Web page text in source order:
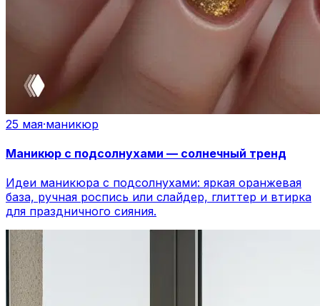
25 мая·маникюр
Маникюр с подсолнухами — солнечный тренд
Идеи маникюра с подсолнухами: яркая оранжевая
база, ручная роспись или слайдер, глиттер и втирка
для праздничного сияния.